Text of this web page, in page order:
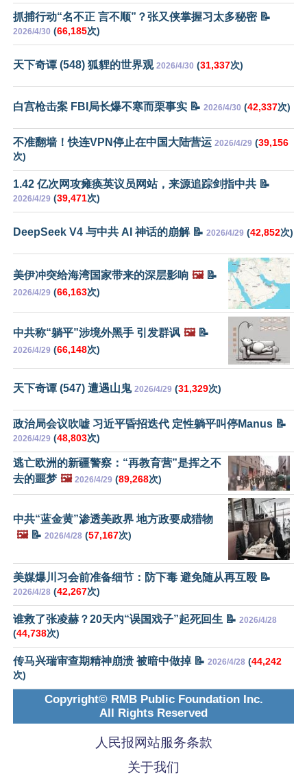
抓捕行动“名不正 言不顺”？张又侠掌握习太多秘密 📝
2026/4/30 (66,185次)
天下奇谭 (548) 狐貍的世界观 2026/4/30 (31,337次)
白宫枪击案 FBI局长爆不寒而栗事实 📝 2026/4/30 (42,337次)
不准翻墙！快连VPN停止在中国大陆营运 2026/4/29 (39,156
次)
1.42 亿次网攻瘫痪英议员网站，来源追踪剑指中共 📝
2026/4/29 (39,471次)
DeepSeek V4 与中共 AI 神话的崩解 📝 2026/4/29 (42,852次)
美伊冲突给海湾国家带来的深层影响 🖼️📝
2026/4/29 (66,163次)
中共称“躺平”涉境外黑手 引发群讽 🖼️📝
2026/4/29 (66,148次)
天下奇谭 (547) 遭遇山鬼 2026/4/29 (31,329次)
政治局会议吹嘘 习近平昏招迭代 定性躺平叫停Manus 📝
2026/4/29 (48,803次)
逃亡欧洲的新疆警察：“再教育营”是挥之不
去的噩梦 🖼️ 2026/4/29 (89,268次)
中共“蓝金黄”渗透美政界 地方政要成猎物
🖼️📝 2026/4/28 (57,167次)
美媒爆川习会前准备细节：防下毒 避免随从再互殴 📝
2026/4/28 (42,267次)
谁救了张凌赫？20天内“误国戏子”起死回生 📝 2026/4/28
(44,738次)
传马兴瑞审查期精神崩溃 被暗中做掉 📝 2026/4/28 (44,242
次)
Copyright© RMB Public Foundation Inc.
All Rights Reserved
人民报网站服务条款
关于我们